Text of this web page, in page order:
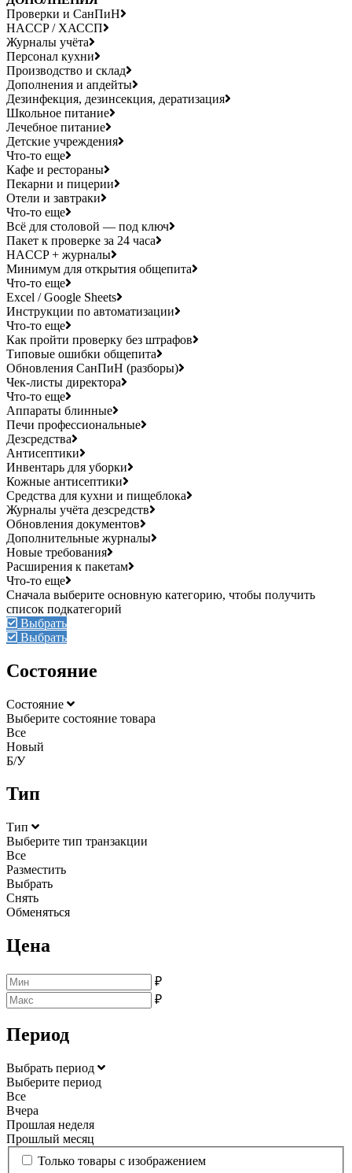
Проверки и СанПиН
HACCP / ХАССП
Журналы учёта
Персонал кухни
Производство и склад
Дополнения и апдейты
Дезинфекция, дезинсекция, дератизация
Школьное питание
Лечебное питание
Детские учреждения
Что-то еще
Кафе и рестораны
Пекарни и пицерии
Отели и завтраки
Что-то еще
Всё для столовой — под ключ
Пакет к проверке за 24 часа
HACCP + журналы
Минимум для открытия общепита
Что-то еще
Excel / Google Sheets
Инструкции по автоматизации
Что-то еще
Как пройти проверку без штрафов
Типовые ошибки общепита
Обновления СанПиН (разборы)
Чек-листы директора
Что-то еще
Аппараты блинные
Печи профессиональные
Дезсредства
Антисептики
Инвентарь для уборки
Кожные антисептики
Средства для кухни и пищеблока
Журналы учёта дезсредств
Обновления документов
Дополнительные журналы
Новые требования
Расширения к пакетам
Что-то еще
Выбрать
Выбрать
Состояние
Состояние
Выберите состояние товара
Все
Новый
Б/У
Тип
Тип
Выберите тип транзакции
Все
Разместить
Выбрать
Снять
Обменяться
Цена
₽
₽
Период
Выбрать период
Выберите период
Все
Вчера
Прошлая неделя
Прошлый месяц
Только товары с изображением